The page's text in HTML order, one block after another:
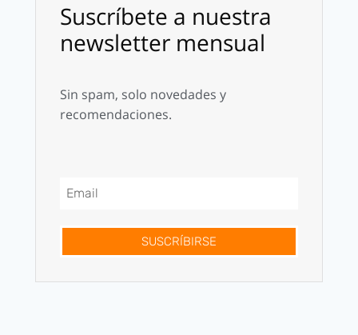
Suscríbete a nuestra
newsletter mensual
Sin spam, solo novedades y
recomendaciones.
SUSCRÍBIRSE